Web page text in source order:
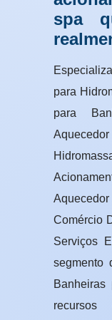
spa
para
para
Comércio
Serviços
segmento